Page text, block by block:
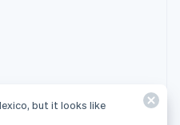
but it looks like